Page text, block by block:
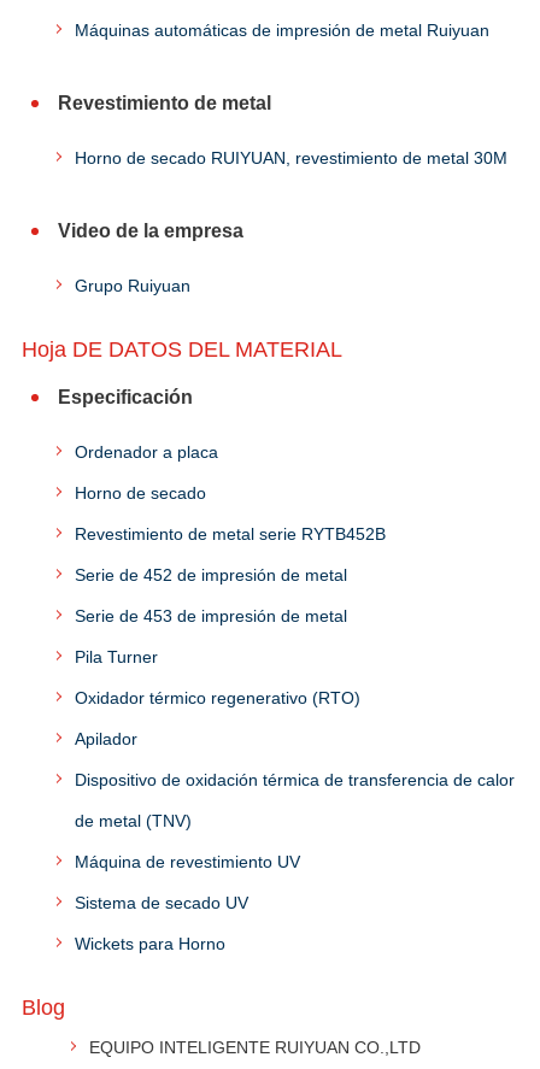
Máquinas automáticas de impresión de metal Ruiyuan
Revestimiento de metal
Horno de secado RUIYUAN, revestimiento de metal 30M
Video de la empresa
Grupo Ruiyuan
Hoja DE DATOS DEL MATERIAL
Especificación
Ordenador a placa
Horno de secado
Revestimiento de metal serie RYTB452B
Serie de 452 de impresión de metal
Serie de 453 de impresión de metal
Pila Turner
Oxidador térmico regenerativo (RTO)
Apilador
Dispositivo de oxidación térmica de transferencia de calor
de metal (TNV)
Máquina de revestimiento UV
Sistema de secado UV
Wickets para Horno
Blog
EQUIPO INTELIGENTE RUIYUAN CO.,LTD